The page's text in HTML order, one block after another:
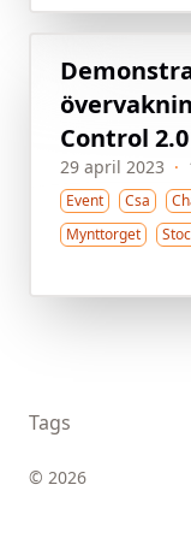
Control 2.0
29 april 2023 ·
Event Csa
Mynttorget
Tags
© 2026